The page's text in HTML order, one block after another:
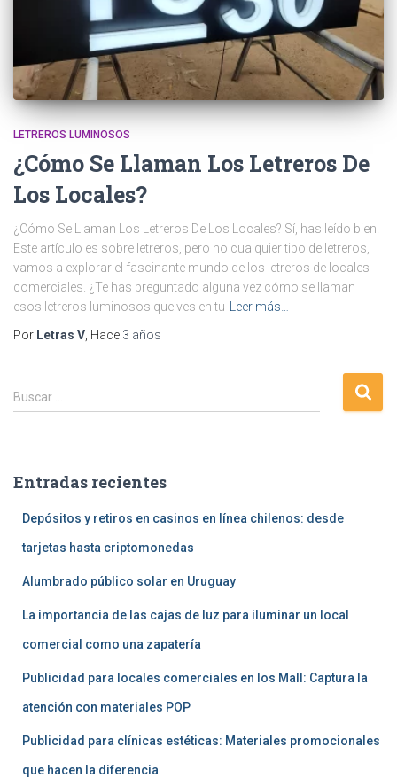
LETREROS LUMINOSOS
¿Cómo Se Llaman Los Letreros De
Los Locales?
¿Cómo Se Llaman Los Letreros De Los Locales? Sí, has leído bien.
Este artículo es sobre letreros, pero no cualquier tipo de letreros,
vamos a explorar el fascinante mundo de los letreros de locales
comerciales. ¿Te has preguntado alguna vez cómo se llaman
esos letreros luminosos que ves en tu
Leer más…
Por Letras V , Hace 3 años
Buscar …
Entradas recientes
Depósitos y retiros en casinos en línea chilenos: desde
tarjetas hasta criptomonedas
Alumbrado público solar en Uruguay
La importancia de las cajas de luz para iluminar un local
comercial como una zapatería
Publicidad para locales comerciales en los Mall: Captura la
atención con materiales POP
Publicidad para clínicas estéticas: Materiales promocionales
que hacen la diferencia